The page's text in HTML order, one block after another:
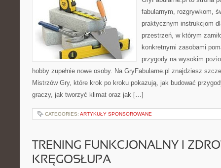
fabularnym, rozgrywkom,
praktycznym instrukcjom
przestrzeń, w którym
konkretnymi zasobami
przygody na wysokim
hobby zupełnie nowe osoby. Na GryFabularne.pl znajdziesz
Mistrzów Gry, które krok po kroku pokazują, jak budować
graczy, jak tworzyć klimat oraz jak […]
CATEGORIES: ARTYKUŁY SPONSOROWANE
TRENING FUNKCJONALNY I
KRĘGOSŁUPA